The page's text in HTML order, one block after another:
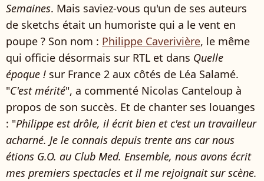
Semaines. Mais saviez-vous qu'un de ses auteurs
de sketchs était un humoriste qui a le vent en
poupe ? Son nom : Philippe Caverivière, le même
qui officie désormais sur RTL et dans Quelle
époque ! sur France 2 aux côtés de Léa Salamé.
"C'est mérité", a commenté Nicolas Canteloup à
propos de son succès. Et de chanter ses louanges
: "Philippe est drôle, il écrit bien et c'est un travailleur
acharné. Je le connais depuis trente ans car nous
étions G.O. au Club Med. Ensemble, nous avons écrit
mes premiers spectacles et il me rejoignait sur scène.